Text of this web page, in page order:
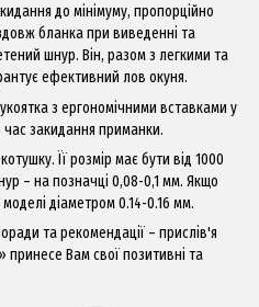
до мінімуму, пропорційно
бланка при виведенні та
шнур. Він, разом з легкими та
ефективний лов окуня.
з ергономічними вставками у
час закидання приманки.
котушку. Її розмір має бути від 1000
– на позначці 0,08-0,1 мм. Якщо
діаметром 0.14-0.16 мм.
та рекомендації – прислів'я
Вам свої позитивні та